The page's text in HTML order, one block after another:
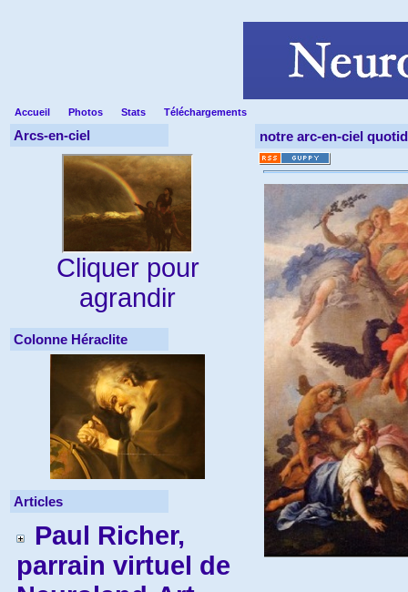
Accueil Photos Stats Téléchargements
Arcs-en-ciel
Cliquer pour
agrandir
Colonne Héraclite
Articles
Paul Richer,
parrain virtuel de
notre arc-en-ciel